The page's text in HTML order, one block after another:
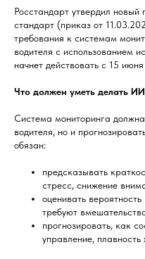
Росстандарт утвердил
стандарт (приказ от
требования к системам
водителя с использованием
начнет действовать с 15
Что должен уметь делать ИИ
Система мониторинга
водителя, но и
обязан:
предсказывать
стресс, снижение
оценивать
требуют
прогнозировать, как
управление,